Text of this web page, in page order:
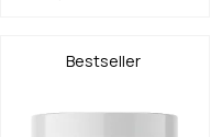
Bestseller